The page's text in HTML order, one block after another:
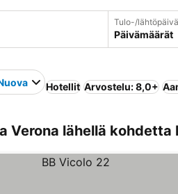
Tulo-/lähtöpäivä
Päivämäärät
Hotellit Arvostelu: 8,0+
Verona lähellä kohdetta